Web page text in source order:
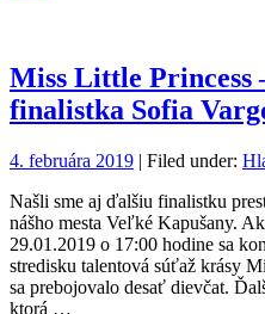
Miss Little Princess
finalistka Sofia
4. februára 2019 | Filed under:
Našli sme aj ďalšiu finalistku
nášho mesta Veľké Kapušany.
29.01.2019 o 17:00 hodine sa
stredisku talentová súťaž krásy
sa prebojovalo desať dievčat.
ktorá …